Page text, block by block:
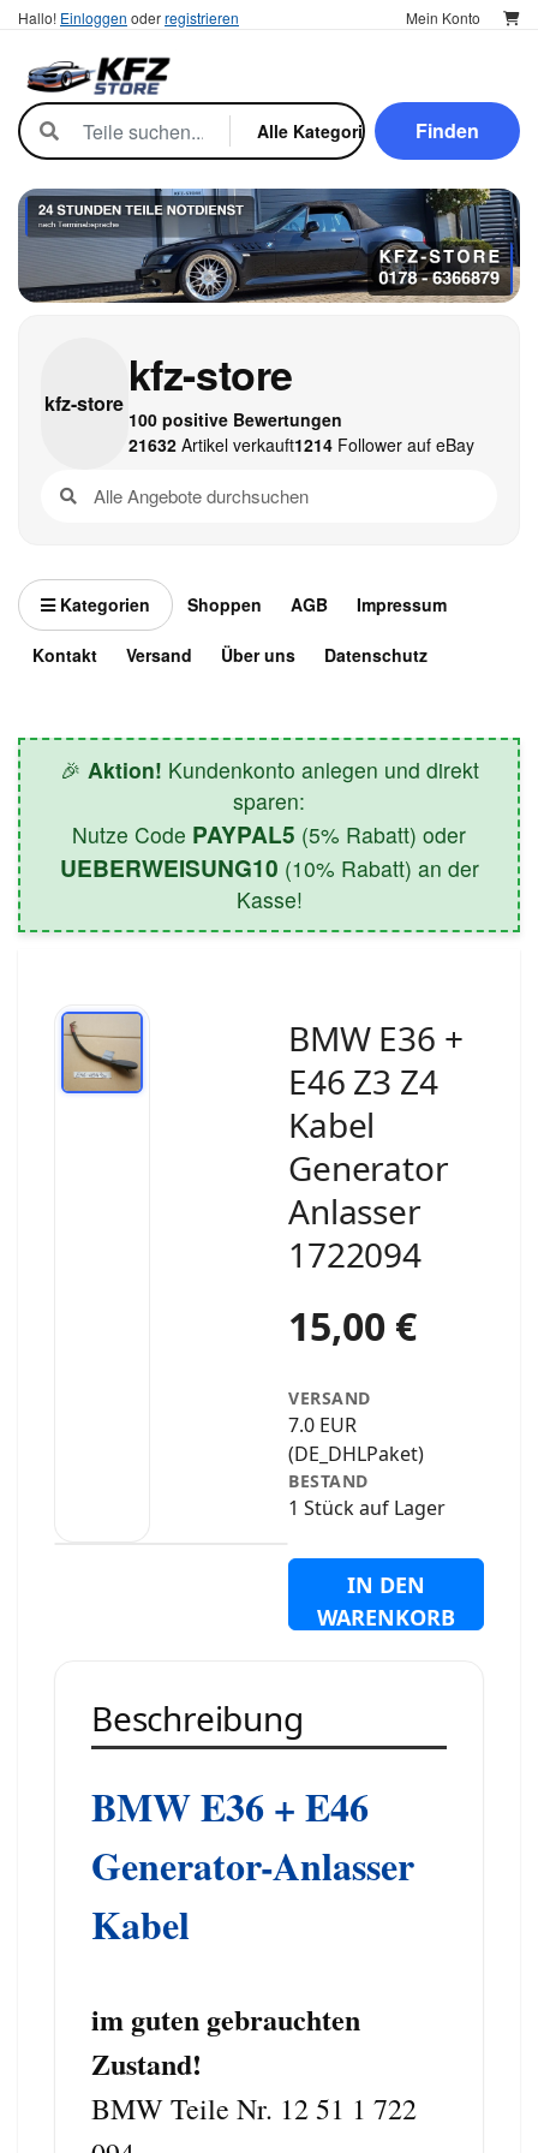
Hallo! Einloggen oderregistrieren Mein Konto
Finden
kfz-store
kfz-store
100 positive Bewertungen
21632Artikel verkauft1214Follower auf eBay
Kategorien Shoppen AGB Impressum
Kontakt Versand Über uns Datenschutz
🎉 Aktion! Kundenkonto anlegen und direkt
sparen:
Nutze Code PAYPAL5 (5% Rabatt) oder
UEBERWEISUNG10 (10% Rabatt) an der
Kasse!
BMW E36 +
E46 Z3 Z4
Kabel
Generator
Anlasser
1722094
15,00 €
VERSAND
7.0 EUR
(DE_DHLPaket)
BESTAND
1 Stück auf Lager
IN DEN
WARENKORB
Beschreibung
BMW E36 + E46
Generator-Anlasser
Kabel
im guten gebrauchten
Zustand!
BMW Teile Nr. 12 51 1 722